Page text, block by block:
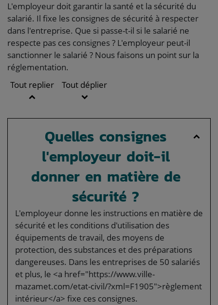
L'employeur doit garantir la santé et la sécurité du
salarié. Il fixe les consignes de sécurité à respecter
dans l'entreprise. Que si passe-t-il si le salarié ne
respecte pas ces consignes ? L'employeur peut-il
sanctionner le salarié ? Nous faisons un point sur la
réglementation.
Tout replier
Tout déplier
Quelles consignes
l'employeur doit-il
donner en matière de
sécurité ?
L'employeur donne les instructions en matière de
sécurité et les conditions d'utilisation des
équipements de travail, des moyens de
protection, des substances et des préparations
dangereuses. Dans les entreprises de 50 salariés
et plus, le <a href="https://www.ville-
mazamet.com/etat-civil/?xml=F1905">règlement
intérieur</a> fixe ces consignes.